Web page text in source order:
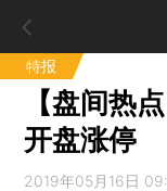
特报
【盘间热
开盘涨停
2019年05月16日